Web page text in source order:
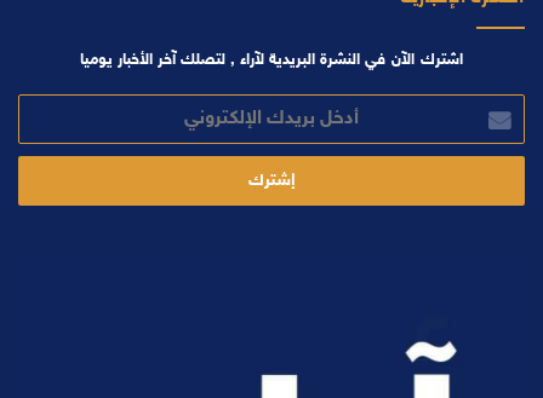
اشترك الآن في النشرة البريدية لآراء , لتصلك آخر الأخبار يوميا
بريدك
الإلكتروني